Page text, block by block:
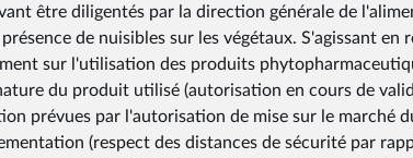
être diligentés par la direction générale de
de nuisibles sur les végétaux. S'agissant en
sur l'utilisation des produits
du produit utilisé (autorisation en cours de
prévues par l'autorisation de mise sur le marché
(respect des distances de sécurité par